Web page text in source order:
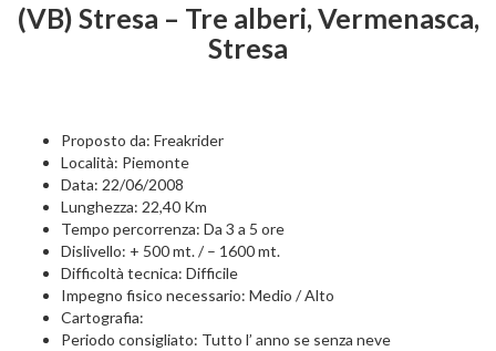
(VB) Stresa – Tre alberi, Vermenasca,
Stresa
Proposto da: Freakrider
Località: Piemonte
Data: 22/06/2008
Lunghezza: 22,40 Km
Tempo percorrenza: Da 3 a 5 ore
Dislivello: + 500 mt. / – 1600 mt.
Difficoltà tecnica: Difficile
Impegno fisico necessario: Medio / Alto
Cartografia:
Periodo consigliato: Tutto l’ anno se senza neve